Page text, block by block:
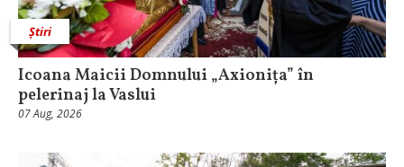
Știri
Icoana Maicii Domnului „Axionița” în
pelerinaj la Vaslui
07 Aug, 2026